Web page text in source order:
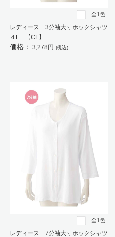
全1色
レディース 3分袖大寸ホックシャツ
４L 【CF】
価格： 3,278円 (税込)
全1色
レディース 7分袖大寸ホックシャツ